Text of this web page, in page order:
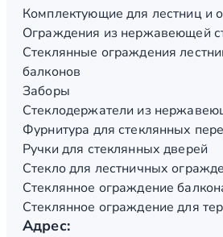
Комплектующие для лестниц и
Ограждения из нержавеющей
Стеклянные ограждения
балконов
Заборы
Стеклодержатели из
Фурнитура для стеклянных
Ручки для стеклянных дверей
Стекло для лестничных
Стеклянное ограждение
Стеклянное ограждение для
Адрес: